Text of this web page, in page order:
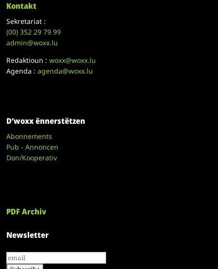
Kontakt
Sekretariat :
(00)352 29 79 99
admin@woxx.lu
Redaktioun :woxx@woxx.lu
Agenda :agenda@woxx.lu
D’woxx ënnerstëtzen
Abonnements
Pub - Annoncen
Don/Kooperativ
PDF Archiv
Newsletter